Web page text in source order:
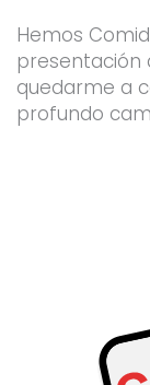
Hemos
presentación
quedarme a
profundo